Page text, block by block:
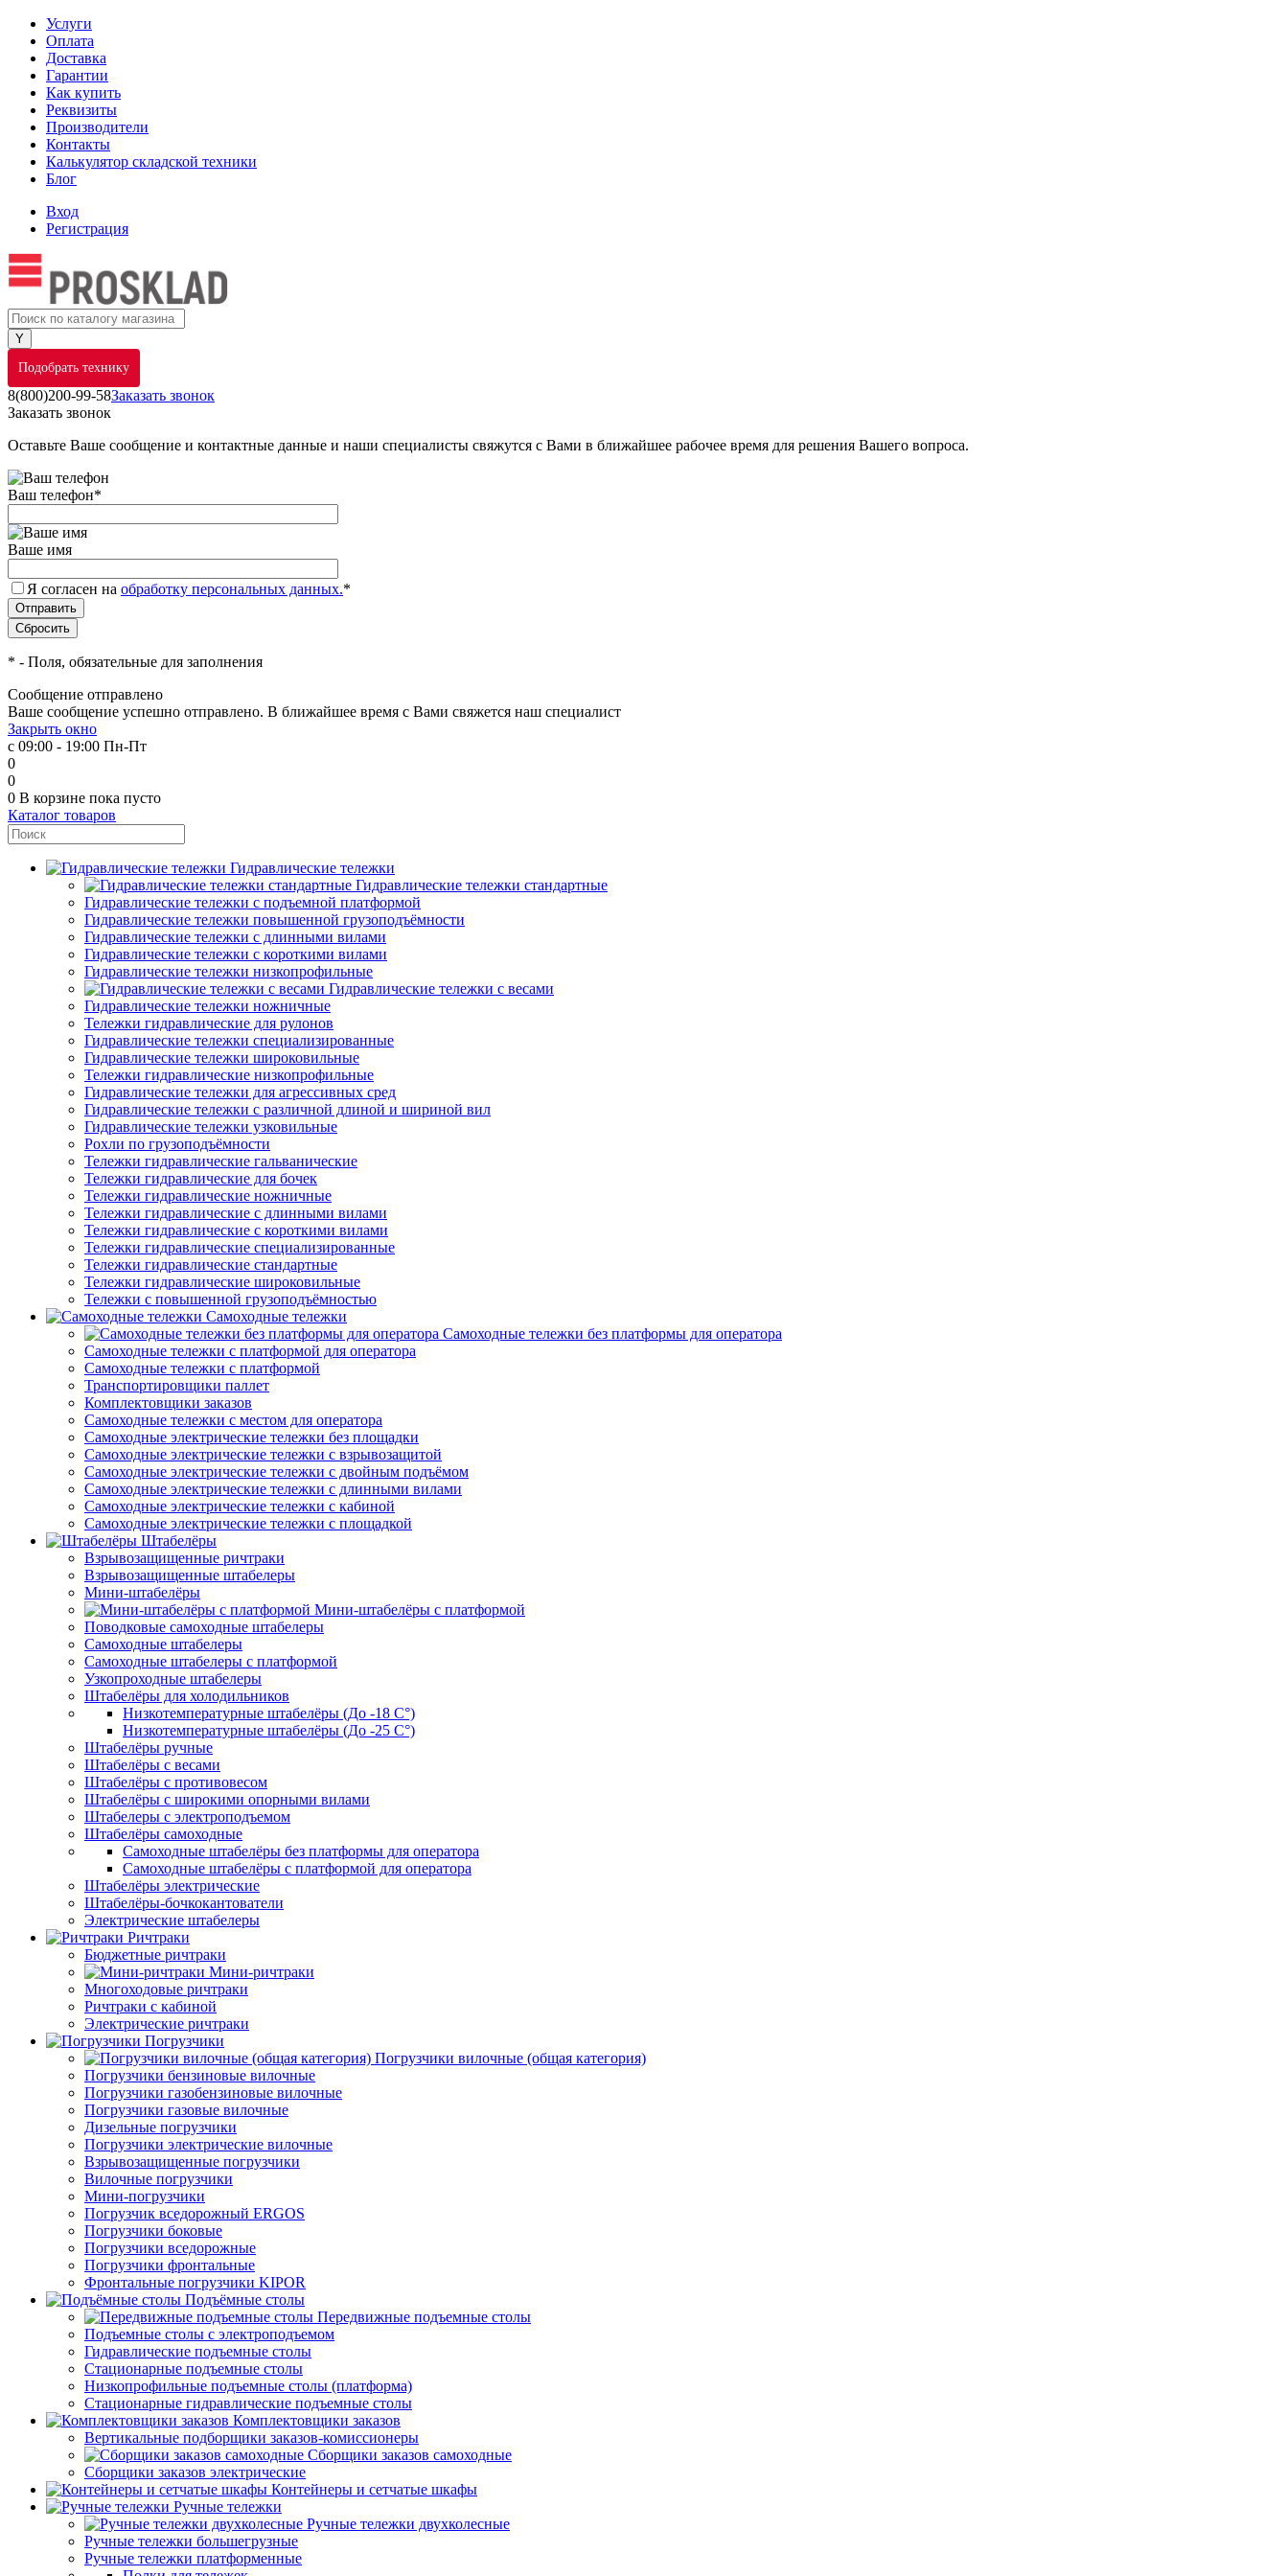
Услуги
Оплата
Доставка
Гарантии
Как купить
Реквизиты
Производители
Контакты
Калькулятор складской техники
Блог
Вход
Регистрация
Подобрать технику
8(800)200-99-58Заказать звонок
Заказать звонок
Оставьте Ваше сообщение и контактные данные и наши специалисты свяжутся с Вами в ближайшее рабочее время для решения Вашего вопроса.
Ваш телефон*
Ваше имя
Я согласен на обработку персональных данных.*
* - Поля, обязательные для заполнения
Сообщение отправлено
Ваше сообщение успешно отправлено. В ближайшее время с Вами свяжется наш специалист
Закрыть окно
с 09:00 - 19:00 Пн-Пт
0
0
0 В корзине пока пусто
Каталог товаров
Гидравлические тележки
Гидравлические тележки стандартные
Гидравлические тележки с подъемной платформой
Гидравлические тележки повышенной грузоподъёмности
Гидравлические тележки с длинными вилами
Гидравлические тележки с короткими вилами
Гидравлические тележки низкопрофильные
Гидравлические тележки с весами
Гидравлические тележки ножничные
Тележки гидравлические для рулонов
Гидравлические тележки специализированные
Гидравлические тележки широковильные
Тележки гидравлические низкопрофильные
Гидравлические тележки для агрессивных сред
Гидравлические тележки с различной длиной и шириной вил
Гидравлические тележки узковильные
Рохли по грузоподъёмности
Тележки гидравлические гальванические
Тележки гидравлические для бочек
Тележки гидравлические ножничные
Тележки гидравлические с длинными вилами
Тележки гидравлические с короткими вилами
Тележки гидравлические специализированные
Тележки гидравлические стандартные
Тележки гидравлические широковильные
Тележки с повышенной грузоподъёмностью
Самоходные тележки
Самоходные тележки без платформы для оператора
Самоходные тележки с платформой для оператора
Самоходные тележки с платформой
Транспортировщики паллет
Комплектовщики заказов
Самоходные тележки с местом для оператора
Самоходные электрические тележки без площадки
Самоходные электрические тележки с взрывозащитой
Самоходные электрические тележки с двойным подъёмом
Самоходные электрические тележки с длинными вилами
Самоходные электрические тележки с кабиной
Самоходные электрические тележки с площадкой
Штабелёры
Взрывозащищенные ричтраки
Взрывозащищенные штабелеры
Мини-штабелёры
Мини-штабелёры с платформой
Поводковые самоходные штабелеры
Самоходные штабелеры
Самоходные штабелеры с платформой
Узкопроходные штабелеры
Штабелёры для холодильников
Низкотемпературные штабелёры (До -18 C°)
Низкотемпературные штабелёры (До -25 C°)
Штабелёры ручные
Штабелёры с весами
Штабелёры с противовесом
Штабелёры с широкими опорными вилами
Штабелеры с электроподъемом
Штабелёры самоходные
Самоходные штабелёры без платформы для оператора
Самоходные штабелёры с платформой для оператора
Штабелёры электрические
Штабелёры-бочкокантователи
Электрические штабелеры
Ричтраки
Бюджетные ричтраки
Мини-ричтраки
Многоходовые ричтраки
Ричтраки с кабиной
Электрические ричтраки
Погрузчики
Погрузчики вилочные (общая категория)
Погрузчики бензиновые вилочные
Погрузчики газобензиновые вилочные
Погрузчики газовые вилочные
Дизельные погрузчики
Погрузчики электрические вилочные
Взрывозащищенные погрузчики
Вилочные погрузчики
Мини-погрузчики
Погрузчик вседорожный ERGOS
Погрузчики боковые
Погрузчики вседорожные
Погрузчики фронтальные
Фронтальные погрузчики KIPOR
Подъёмные столы
Передвижные подъемные столы
Подъемные столы с электроподъемом
Гидравлические подъемные столы
Стационарные подъемные столы
Низкопрофильные подъемные столы (платформа)
Стационарные гидравлические подъемные столы
Комплектовщики заказов
Вертикальные подборщики заказов-комиссионеры
Сборщики заказов самоходные
Сборщики заказов электрические
Контейнеры и сетчатые шкафы
Ручные тележки
Ручные тележки двухколесные
Ручные тележки большегрузные
Ручные тележки платформенные